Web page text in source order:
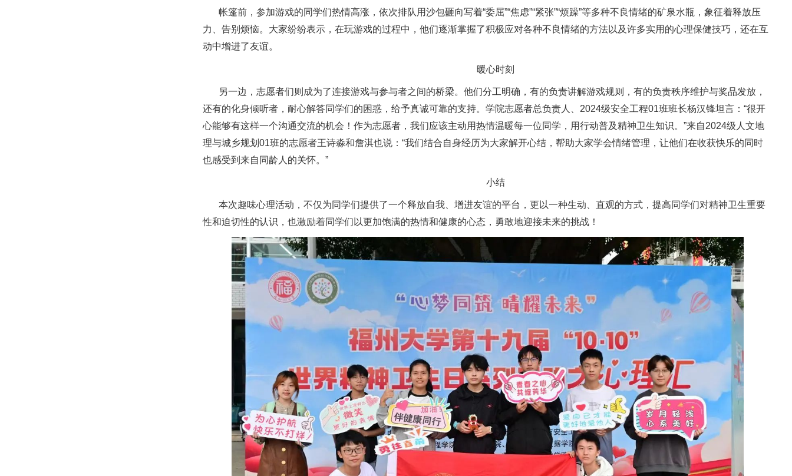
帐篷前，参加游戏的同学们热情高涨，依次排队用沙包砸向写着“委屈”“焦虑”“紧张”“烦躁”等多种不良情绪的矿泉水瓶，象征着释放压
力、告别烦恼。大家纷纷表示，在玩游戏的过程中，他们逐渐掌握了积极应对各种不良情绪的方法以及许多实用的心理保健技巧，还在互
动中增进了友谊。
暖心时刻
另一边，志愿者们则成为了连接游戏与参与者之间的桥梁。他们分工明确，有的负责讲解游戏规则，有的负责秩序维护与奖品发放，
还有的化身倾听者，耐心解答同学们的困惑，给予真诚可靠的支持。学院志愿者总负责人、2024级安全工程01班班长杨汉锋坦言：“很开
心能够有这样一个沟通交流的机会！作为志愿者，我们应该主动用热情温暖每一位同学，用行动普及精神卫生知识。”来自2024级人文地
理与城乡规划01班的志愿者王诗淼和詹淇也说：“我们结合自身经历为大家解开心结，帮助大家学会情绪管理，让他们在收获快乐的同时
也感受到来自同龄人的关怀。”
小结
本次趣味心理活动，不仅为同学们提供了一个释放自我、增进友谊的平台，更以一种生动、直观的方式，提高同学们对精神卫生重要
性和迫切性的认识，也激励着同学们以更加饱满的热情和健康的心态，勇敢地迎接未来的挑战！